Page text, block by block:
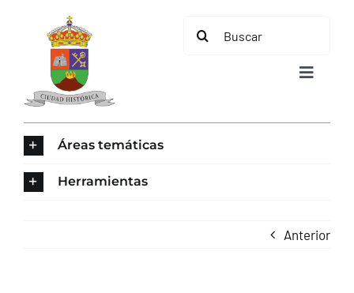
contenido
Buscar:
Toggle
Áreas temáticas
Herramientas
Anterior